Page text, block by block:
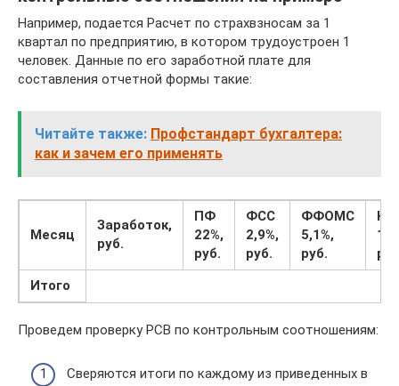
Например, подается Расчет по страхвзносам за 1
квартал по предприятию, в котором трудоустроен 1
человек. Данные по его заработной плате для
составления отчетной формы такие:
Читайте также: Профстандарт бухгалтера:
как и зачем его применять
Месяц
Заработок,
руб.
ПФ
22%,
руб.
ФСС
2,9%,
руб.
ФФОМС
5,1%,
руб.
Итого
Проведем проверку РСВ по контрольным соотношениям:
Сверяются итоги по каждому из приведенных в